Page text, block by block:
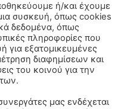
ή/και έχουμε
συσκευή, όπως cookies
δεδομένα, όπως
πληροφορίες που
για εξατομικευμένες
διαφημίσεων και
του κοινού για την
μας ενδέχεται